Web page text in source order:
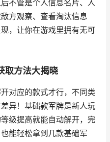
不管是个人信息名片、人
方观察、查看淘汰信息
，让你在游戏里拥有无可
取方法大揭晓
对应的款式才行，不同类
异！基础款军牌是新人玩
级提高就能自动解开，完
能轻松拿到几款基础军